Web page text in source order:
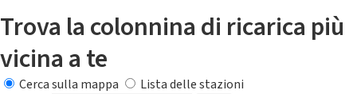
Trova la colonnina di ricarica più
vicina a te
Cerca sulla mappa
Lista delle stazioni